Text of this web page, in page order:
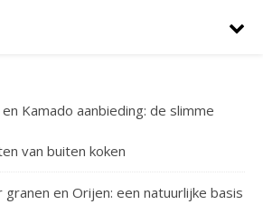
Kamado aanbieding: de slimme
van buiten koken
en Orijen: een natuurlijke basis